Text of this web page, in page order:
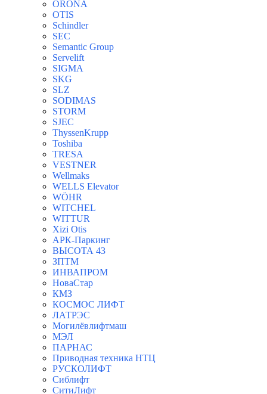
ORONA
OTIS
Schindler
SEC
Semantic Group
Servelift
SIGMA
SKG
SLZ
SODIMAS
STORM
SJEC
ThyssenKrupp
Toshiba
TRESA
VESTNER
Wellmaks
WELLS Elevator
WÖHR
WITCHEL
WITTUR
Xizi Otis
АРК-Паркинг
ВЫСОТА 43
ЗПТМ
ИНВАПРОМ
НоваСтар
КМЗ
КОСМОС ЛИФТ
ЛАТРЭС
Могилёвлифтмаш
МЭЛ
ПАРНАС
Приводная техника НТЦ
РУСКОЛИФТ
Сиблифт
СитиЛифт